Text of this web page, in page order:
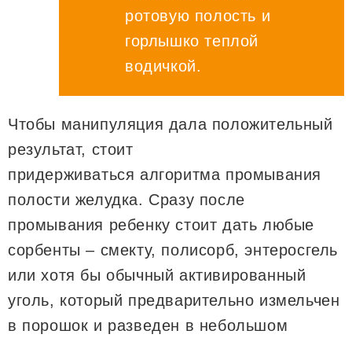
ротовую полость и
горлышко теплой
водичкой.
Чтобы манипуляция дала положительный
результат, стоит
придерживаться алгоритма промывания
полости желудка. Сразу после
промывания ребенку стоит дать любые
сорбенты – смекту, полисорб, энтеросгель
или хотя бы обычный активированный
уголь, который предварительно измельчен
в порошок и разведен в небольшом